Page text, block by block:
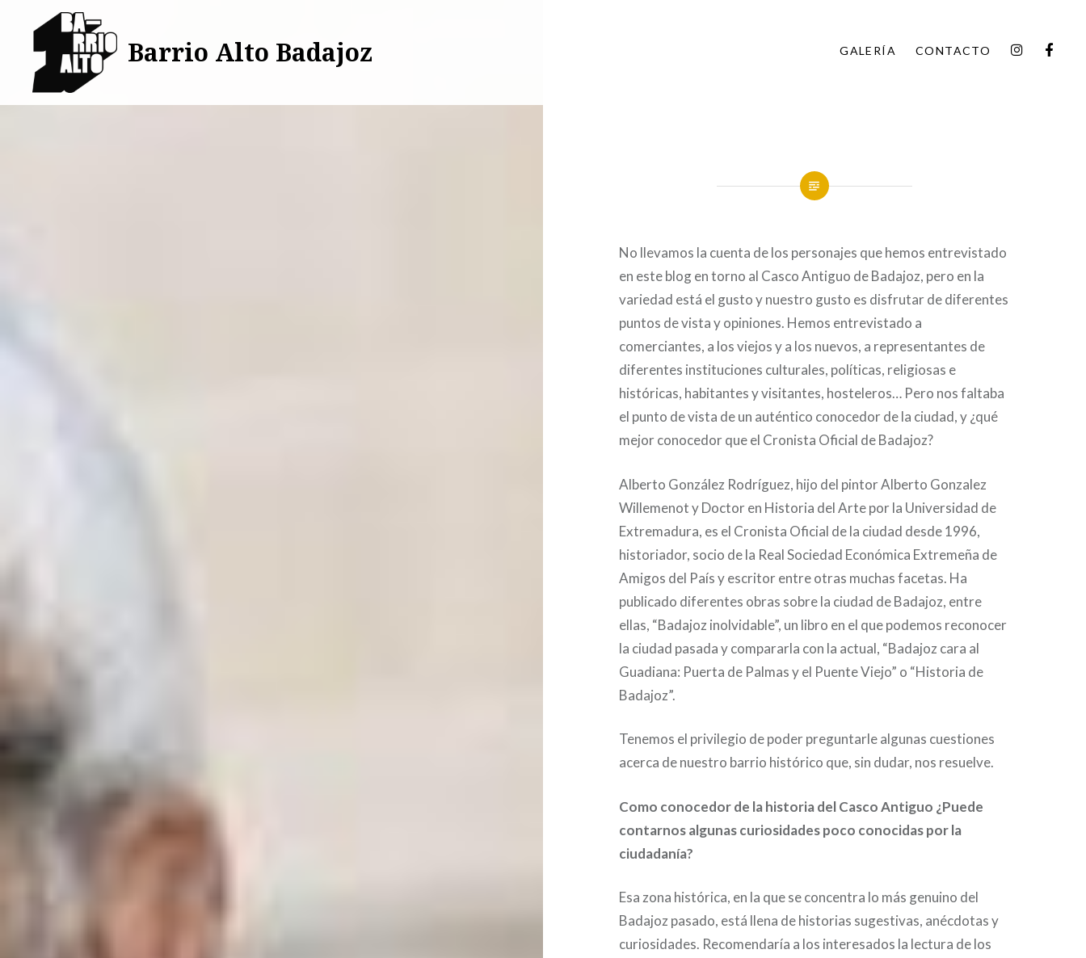
contenido
Barrio Alto Badajoz GALERÍA CONTACTO
No llevamos la cuenta de los personajes que hemos entrevistado
en este blog en torno al Casco Antiguo de Badajoz, pero en la
variedad está el gusto y nuestro gusto es disfrutar de diferentes
puntos de vista y opiniones. Hemos entrevistado a
comerciantes, a los viejos y a los nuevos, a representantes de
diferentes instituciones culturales, políticas, religiosas e
históricas, habitantes y visitantes, hosteleros… Pero nos faltaba
el punto de vista de un auténtico conocedor de la ciudad, y ¿qué
mejor conocedor que el Cronista Oficial de Badajoz?
Alberto González Rodríguez, hijo del pintor Alberto Gonzalez
Willemenot y Doctor en Historia del Arte por la Universidad de
Extremadura, es el Cronista Oficial de la ciudad desde 1996,
historiador, socio de la Real Sociedad Económica Extremeña de
Amigos del País y escritor entre otras muchas facetas. Ha
publicado diferentes obras sobre la ciudad de Badajoz, entre
ellas, “Badajoz inolvidable”, un libro en el que podemos reconocer
la ciudad pasada y compararla con la actual, “Badajoz cara al
Guadiana: Puerta de Palmas y el Puente Viejo” o “Historia de
Badajoz”.
Tenemos el privilegio de poder preguntarle algunas cuestiones
acerca de nuestro barrio histórico que, sin dudar, nos resuelve.
Como conocedor de la historia del Casco Antiguo ¿Puede
contarnos algunas curiosidades poco conocidas por la
ciudadanía?
Esa zona histórica, en la que se concentra lo más genuino del
Badajoz pasado, está llena de historias sugestivas, anécdotas y
curiosidades. Recomendaría a los interesados la lectura de los